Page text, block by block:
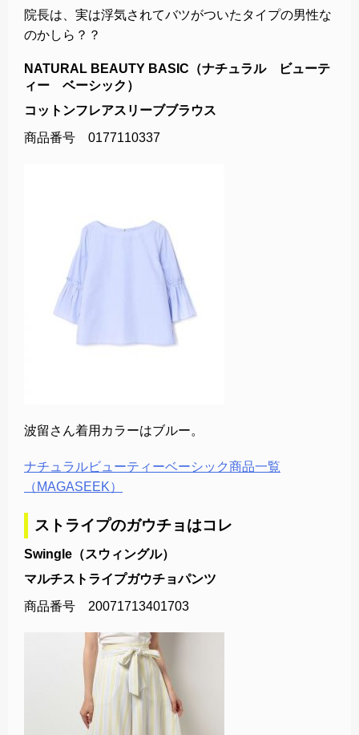
院長は、実は浮気されてバツがついたタイプの男性な
のかしら？？
NATURAL BEAUTY BASIC（ナチュラル ビューテ
ィー ベーシック）
コットンフレアスリーブブラウス
商品番号 0177110337
波留さん着用カラーはブルー。
ナチュラルビューティーベーシック商品一覧
（MAGASEEK）
ストライプのガウチョはコレ
Swingle（スウィングル）
マルチストライプガウチョパンツ
商品番号 20071713401703